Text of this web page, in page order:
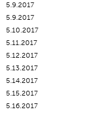
5.9.2017
5.9.2017
5.10.2017
5.11.2017
5.12.2017
5.13.2017
5.14.2017
5.15.2017
5.16.2017